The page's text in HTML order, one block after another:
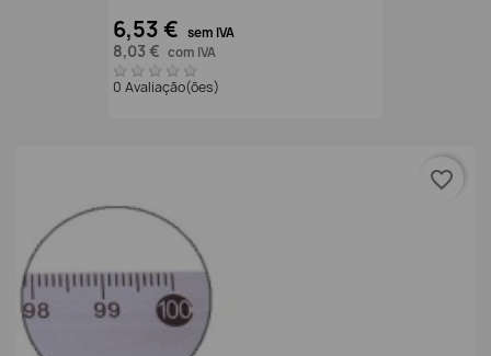
6,53 € sem IVA
8,03 € com IVA
0 Avaliação(ões)
favorite_border